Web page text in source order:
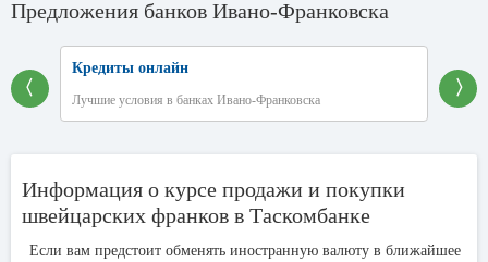
Предложения банков Ивано-Франковска
〉
〈
Кредиты онлайн
Лучшие условия в банках Ивано-Франковска
Информация о курсе продажи и покупки
швейцарских франков в Таскомбанке
Если вам предстоит обменять иностранную валюту в ближайшее